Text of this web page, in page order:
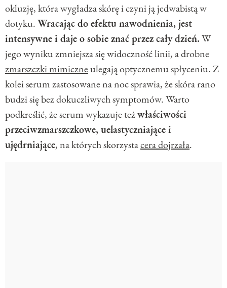
okluzję, która wygładza skórę i czyni ją jedwabistą w
dotyku.Wracając do efektu nawodnienia, jest
intensywne i daje o sobie znać przez cały dzień.W
jego wyniku zmniejsza się widoczność linii, a drobne
zmarszczki mimiczneulegają optycznemu spłyceniu. Z
kolei serum zastosowane na noc sprawia, że skóra rano
budzi się bez dokuczliwych symptomów. Warto
podkreślić, że serum wykazuje teżwłaściwości
przeciwzmarszczkowe, uelastyczniające i
ujędrniające, na których skorzystacera dojrzała.